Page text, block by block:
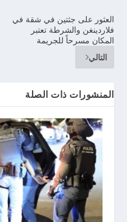
العثور على جثتين في شقة في
فلاردينغن والشرطة تعتبر
المكان مسرحاً للجريمة
التالي
المنشورات ذات الصلة